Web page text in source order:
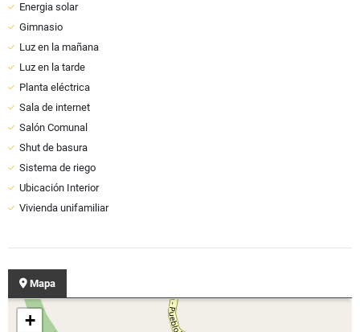
Energia solar
Gimnasio
Luz en la mañana
Luz en la tarde
Planta eléctrica
Sala de internet
Salón Comunal
Shut de basura
Sistema de riego
Ubicación Interior
Vivienda unifamiliar
Mapa
+